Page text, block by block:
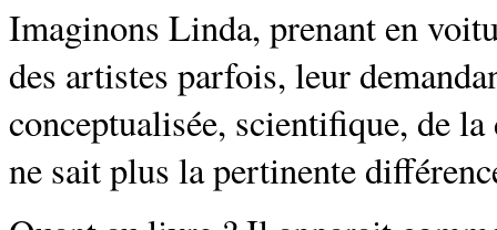
Imaginons Linda, prenant en
des artistes parfois, leur
conceptualisée, scientifique, de
ne sait plus la pertinente